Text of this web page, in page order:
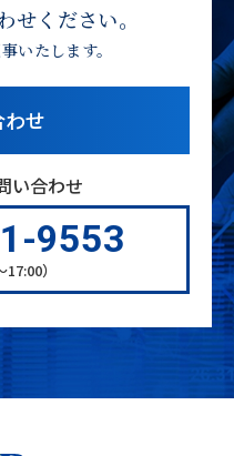
せください。
いたします。
せ
い合わせ
9553
17:00）